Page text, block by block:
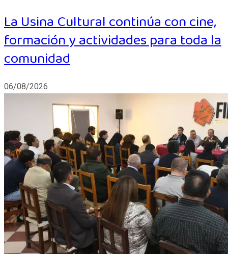
La Usina Cultural continúa con cine,
formación y actividades para toda la
comunidad
06/08/2026